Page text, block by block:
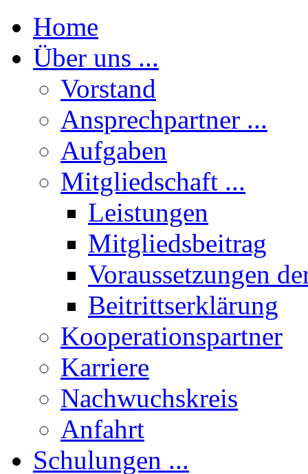
Home
Über uns ...
Vorstand
Ansprechpartner ...
Aufgaben
Mitgliedschaft ...
Leistungen
Mitgliedsbeitrag
Voraussetzungen
Beitrittserklärung
Kooperationspartner
Karriere
Nachwuchskreis
Anfahrt
Schulungen ...